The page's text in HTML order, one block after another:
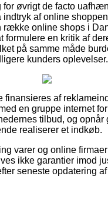
for øvrigt de facto
indtryk af online
række online shops i
formulere en kritik af
på samme måde
kunders oplevelser.
finansieres af
en gruppe internet
tilbud, og opnår
realiserer et indkøb.
varer og online
ikke garantier imod
seneste opdatering